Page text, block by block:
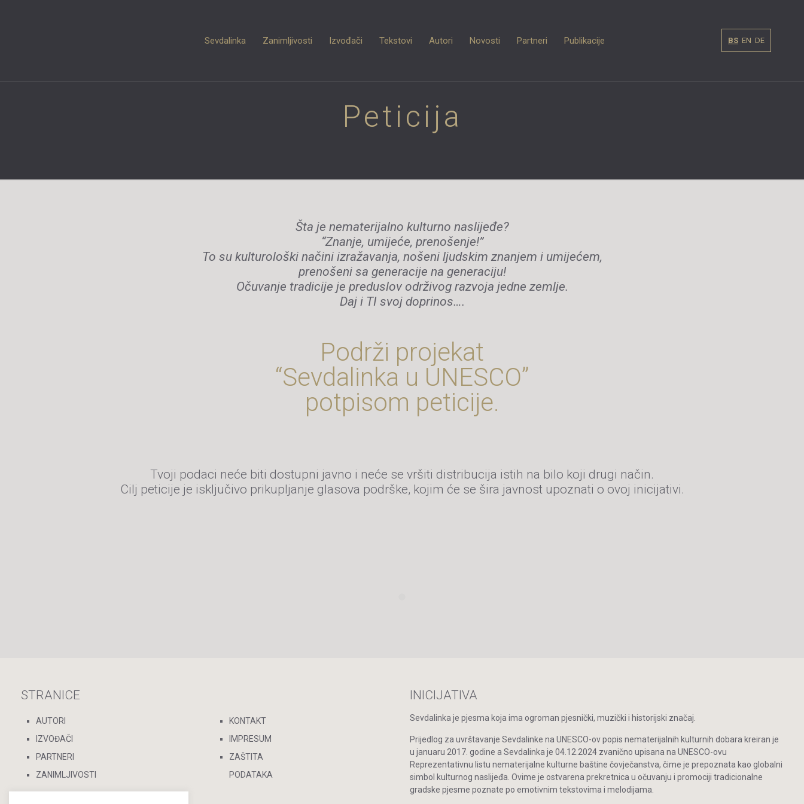
Sevdalinka Zanimljivosti Izvođači Tekstovi Autori Novosti Partneri Publikacije BS EN DE
Peticija
Šta je nematerijalno kulturno naslijeđe?
“Znanje, umijeće, prenošenje!”
To su kulturološki načini izražavanja, nošeni ljudskim znanjem i umijećem,
prenošeni sa generacije na generaciju!
Očuvanje tradicije je preduslov održivog razvoja jedne zemlje.
Daj i TI svoj doprinos….
Podrži projekat
“Sevdalinka u UNESCO”
potpisom peticije.
Tvoji podaci neće biti dostupni javno i neće se vršiti distribucija istih na bilo koji drugi način.
Cilj peticije je isključivo prikupljanje glasova podrške, kojim će se šira javnost upoznati o ovoj inicijativi.
STRANICE
AUTORI
IZVOĐAČI
PARTNERI
ZANIMLJIVOSTI
KONTAKT
IMPRESUM
ZAŠTITA
PODATAKA
INICIJATIVA
Sevdalinka je pjesma koja ima ogroman pjesnički, muzički i historijski značaj.
Prijedlog za uvrštavanje Sevdalinke na UNESCO-ov popis nematerijalnih kulturnih dobara kreiran je
u januaru 2017. godine a Sevdalinka je 04.12.2024 zvanično upisana na UNESCO-ovu
Reprezentativnu listu nematerijalne kulturne baštine čovječanstva, čime je prepoznata kao globalni
simbol kulturnog naslijeđa. Ovime je ostvarena prekretnica u očuvanju i promociji tradicionalne
gradske pjesme poznate po emotivnim tekstovima i melodijama.